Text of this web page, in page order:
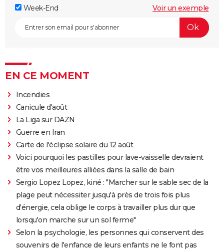
Week-End
Voir un exemple
EN CE MOMENT
Incendies
Canicule d'août
La Liga sur DAZN
Guerre en Iran
Carte de l'éclipse solaire du 12 août
Voici pourquoi les pastilles pour lave-vaisselle devraient
être vos meilleures alliées dans la salle de bain
Sergio Lopez Lopez, kiné : "Marcher sur le sable sec de la
plage peut nécessiter jusqu'à près de trois fois plus
d'énergie, cela oblige le corps à travailler plus dur que
lorsqu'on marche sur un sol ferme"
Selon la psychologie, les personnes qui conservent des
souvenirs de l'enfance de leurs enfants ne le font pas